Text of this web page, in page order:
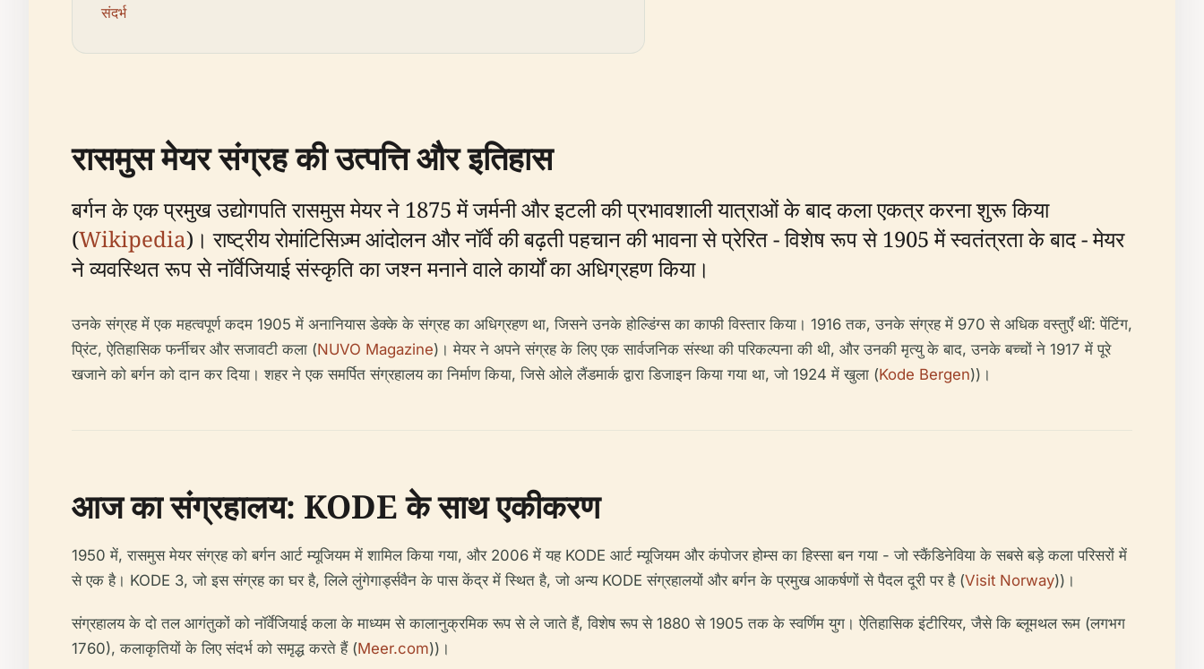
संदर्भ
रासमुस मेयर संग्रह की उत्पत्ति और इतिहास
बर्गन के एक प्रमुख उद्योगपति रासमुस मेयर ने 1875 में जर्मनी और इटली की प्रभावशाली यात्राओं के बाद कला एकत्र करना शुरू किया
(Wikipedia)। राष्ट्रीय रोमांटिसिज़्म आंदोलन और नॉर्वे की बढ़ती पहचान की भावना से प्रेरित - विशेष रूप से 1905 में स्वतंत्रता के बाद - मेयर
ने व्यवस्थित रूप से नॉर्वेजियाई संस्कृति का जश्न मनाने वाले कार्यों का अधिग्रहण किया।
उनके संग्रह में एक महत्वपूर्ण कदम 1905 में अनानियास डेक्के के संग्रह का अधिग्रहण था, जिसने उनके होल्डिंग्स का काफी विस्तार किया। 1916 तक, उनके संग्रह में 970 से अधिक वस्तुएँ थीं: पेंटिंग,
प्रिंट, ऐतिहासिक फर्नीचर और सजावटी कला (NUVO Magazine)। मेयर ने अपने संग्रह के लिए एक सार्वजनिक संस्था की परिकल्पना की थी, और उनकी मृत्यु के बाद, उनके बच्चों ने 1917 में पूरे
खजाने को बर्गन को दान कर दिया। शहर ने एक समर्पित संग्रहालय का निर्माण किया, जिसे ओले लैंडमार्क द्वारा डिजाइन किया गया था, जो 1924 में खुला (Kode Bergen))।
आज का संग्रहालय: KODE के साथ एकीकरण
1950 में, रासमुस मेयर संग्रह को बर्गन आर्ट म्यूजियम में शामिल किया गया, और 2006 में यह KODE आर्ट म्यूजियम और कंपोजर होम्स का हिस्सा बन गया - जो स्कैंडिनेविया के सबसे बड़े कला परिसरों में
से एक है। KODE 3, जो इस संग्रह का घर है, लिले लुंगेगार्ड्सवैन के पास केंद्र में स्थित है, जो अन्य KODE संग्रहालयों और बर्गन के प्रमुख आकर्षणों से पैदल दूरी पर है (Visit Norway))।
संग्रहालय के दो तल आगंतुकों को नॉर्वेजियाई कला के माध्यम से कालानुक्रमिक रूप से ले जाते हैं, विशेष रूप से 1880 से 1905 तक के स्वर्णिम युग। ऐतिहासिक इंटीरियर, जैसे कि ब्लूमथल रूम (लगभग
1760), कलाकृतियों के लिए संदर्भ को समृद्ध करते हैं (Meer.com))।